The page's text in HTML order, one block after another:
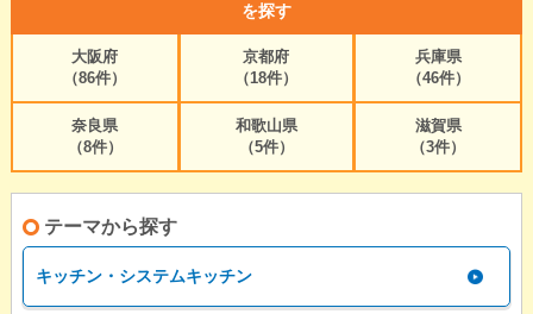
を探す
大阪府
（86件）
京都府
（18件）
兵庫県
（46件）
奈良県
（8件）
和歌山県
（5件）
滋賀県
（3件）
テーマから探す
キッチン・システムキッチン